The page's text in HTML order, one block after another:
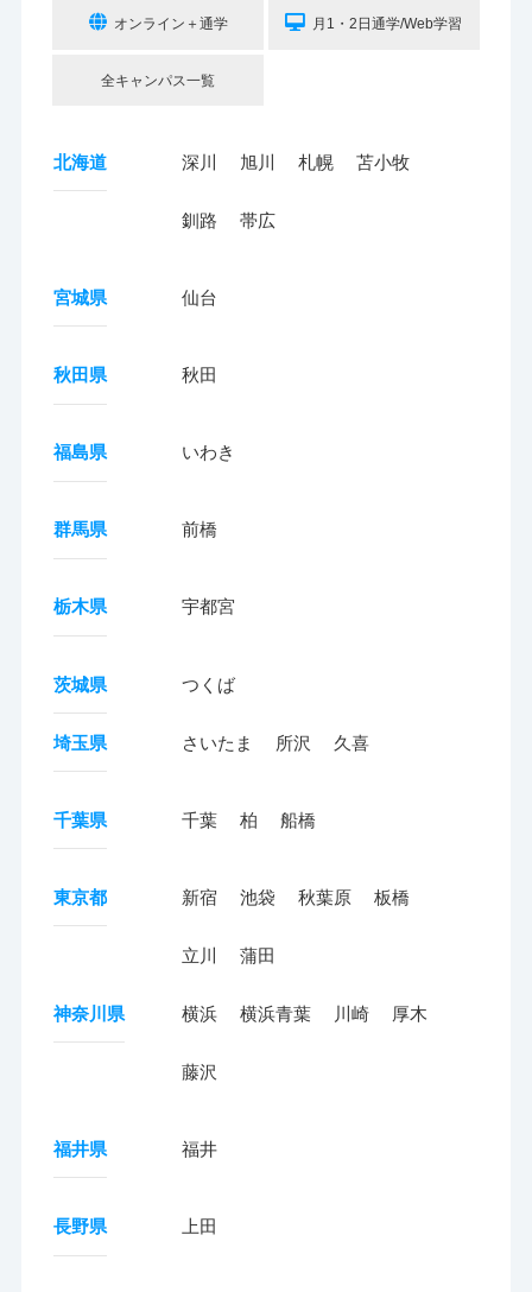
オンライン＋通学 月1・2日通学/Web学習
全キャンパス一覧
北海道 深川 旭川 札幌 苫小牧
釧路 帯広
宮城県 仙台
秋田県 秋田
福島県 いわき
群馬県 前橋
栃木県 宇都宮
茨城県 つくば
埼玉県 さいたま 所沢 久喜
千葉県 千葉 柏 船橋
東京都 新宿 池袋 秋葉原 板橋
立川 蒲田
神奈川県 横浜 横浜青葉 川崎 厚木
藤沢
福井県 福井
長野県 上田